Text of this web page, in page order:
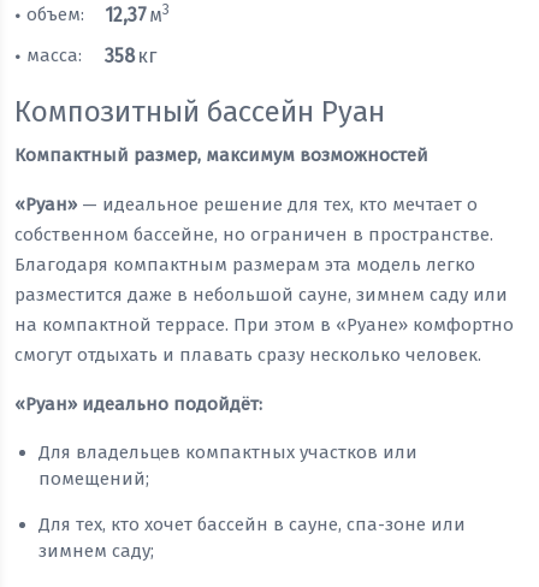
• объем: 12,37м3
• масса: 358 кг
Композитный бассейн Руан
Компактный размер, максимум возможностей
«Руан» — идеальное решение для тех, кто мечтает о
собственном бассейне, но ограничен в пространстве.
Благодаря компактным размерам эта модель легко
разместится даже в небольшой сауне, зимнем саду или
на компактной террасе. При этом в «Руане» комфортно
смогут отдыхать и плавать сразу несколько человек.
«Руан» идеально подойдёт:
Для владельцев компактных участков или
помещений;
Для тех, кто хочет бассейн в сауне, спа-зоне или
зимнем саду;